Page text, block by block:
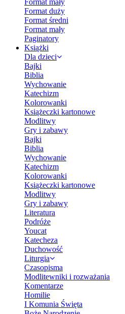
Format mały
Format duży
Format średni
Format mały
Paginatory
Książki
Dla dzieci
Bajki
Biblia
Wychowanie
Katechizm
Kolorowanki
Książeczki kartonowe
Modlitwy
Gry i zabawy
Bajki
Biblia
Wychowanie
Katechizm
Kolorowanki
Książeczki kartonowe
Modlitwy
Gry i zabawy
Literatura
Podróże
Youcat
Katecheza
Duchowość
Liturgia
Czasopisma
Modlitewniki i rozważania
Komentarze
Homilie
I Komunia Święta